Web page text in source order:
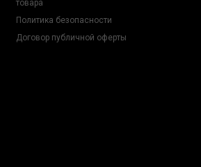
товара
Политика безопасности
Договор публичной оферты